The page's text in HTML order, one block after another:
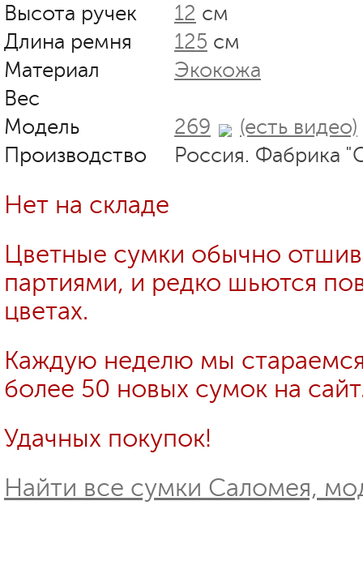
Высота ручек 12 см
Длина ремня
125 см
Материал
Экокожа
Вес
Модель
269
(есть видео)
Производство
Россия. Фабрика
Нет на складе
Цветные сумки обычно
партиями, и редко шьются
цветах.
Каждую неделю мы
более 50 новых сумок на
Удачных покупок!
Найти все сумки Саломея,